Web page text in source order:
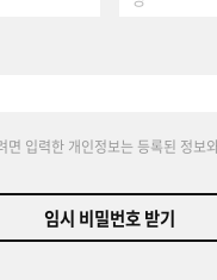
면 입력한 개인정보는 등록된 정보
임시 비밀번호 받기